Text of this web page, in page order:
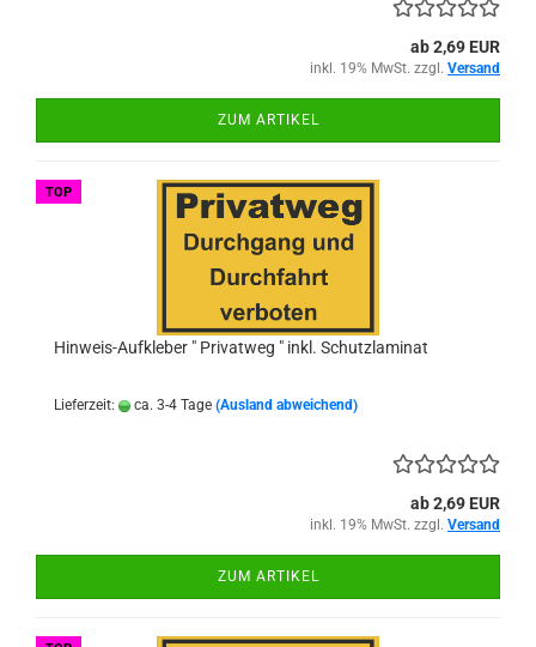
ab 2,69 EUR
inkl. 19% MwSt. zzgl. Versand
ZUM ARTIKEL
TOP
Hinweis-Aufkleber " Privatweg " inkl. Schutzlaminat
Lieferzeit: ca. 3-4 Tage (Ausland abweichend)
ab 2,69 EUR
inkl. 19% MwSt. zzgl. Versand
ZUM ARTIKEL